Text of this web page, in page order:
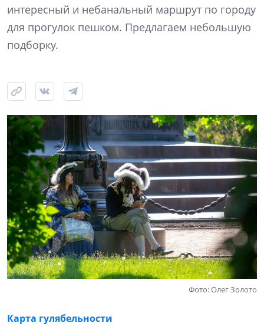
интересный и небанальный маршрут по городу
для прогулок пешком. Предлагаем небольшую
подборку.
Фото: Олег Золото
Карта гулябельности